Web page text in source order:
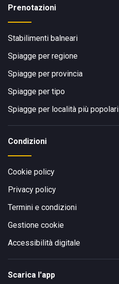
Prenotazioni
Stabilimenti balneari
Spiagge per regione
Spiagge per provincia
Spiagge per tipo
Spiagge per località più popolari
Condizioni
Cookie policy
Privacy policy
Termini e condizioni
Gestione cookie
Accessibilità digitale
Scarica l'app